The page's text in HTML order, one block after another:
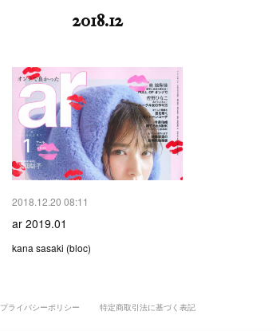
2018.12
2018.12.20 08:11
ar 2019.01
kana sasaki (bloc)
プライバシーポリシー 特定商取引法に基づく表記